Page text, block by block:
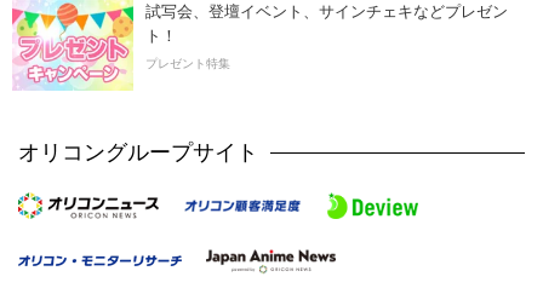
試写会、登壇イベント、サインチェキなどプレゼン
ト！
プレゼント特集
オリコングループサイト